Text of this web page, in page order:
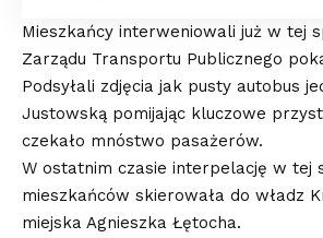
Mieszkańcy interweniowali już w tej
Zarządu Transportu Publicznego
Podsyłali zdjęcia jak pusty autobus
Justowską pomijając kluczowe
czekało mnóstwo pasażerów.
W ostatnim czasie interpelację w tej
mieszkańców skierowała do władz
miejska Agnieszka Łętocha.